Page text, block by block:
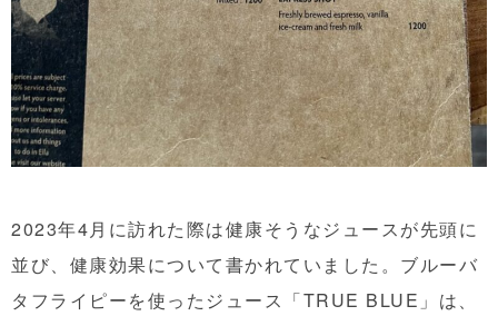
2023年4月に訪れた際は健康そうなジュースが先頭に
並び、健康効果について書かれていました。ブルーバ
タフライピーを使ったジュース「TRUE BLUE」は、